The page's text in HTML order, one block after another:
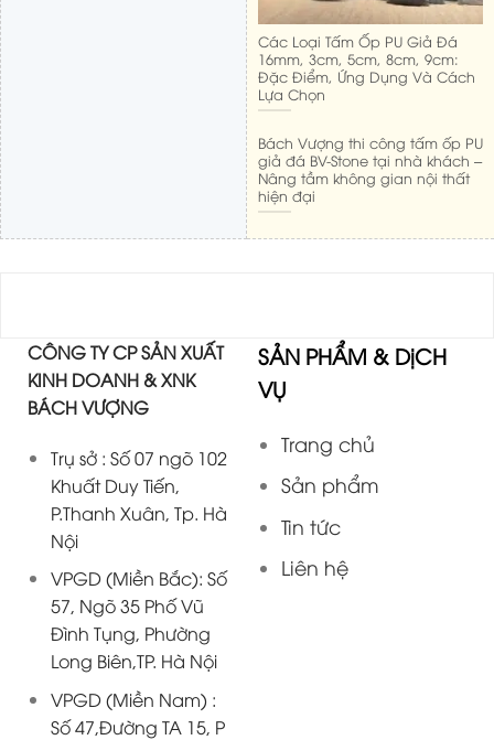
Các Loại Tấm Ốp PU Giả Đá
16mm, 3cm, 5cm, 8cm, 9cm:
Đặc Điểm, Ứng Dụng Và Cách
Lựa Chọn
Bách Vượng thi công tấm ốp PU
giả đá BV-Stone tại nhà khách –
Nâng tầm không gian nội thất
hiện đại
CÔNG TY CP SẢN XUẤT
KINH DOANH & XNK
BÁCH VƯỢNG
Trụ sở : Số 07 ngõ 102
Khuất Duy Tiến,
P.Thanh Xuân, Tp. Hà
Nội
VPGD (Miền Bắc): Số
57, Ngõ 35 Phố Vũ
Đình Tụng, Phường
Long Biên,TP. Hà Nội
VPGD (Miền Nam) :
Số 47,Đường TA 15, P
SẢN PHẨM & DịCH
VỤ
Trang chủ
Sản phẩm
Tin tức
Liên hệ